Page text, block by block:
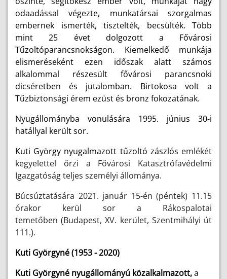
odaadással végezte, munkatársai szorgalmas
embernek ismerték, tisztelték, becsülték. Több
mint 25 évet dolgozott a Fővárosi
Tűzoltóparancsnokságon. Kiemelkedő munkája
elismeréseként ezen időszak alatt számos
alkalommal részesült fővárosi parancsnoki
dicséretben és jutalomban. Birtokosa volt a
Tűzbiztonsági érem ezüst és bronz fokozatának.
Nyugállományba vonulására 1995. június 30-i
hatállyal került sor.
Kuti György nyugalmazott tűzoltó zászlós emlékét
kegyelettel őrzi a Fővárosi Katasztrófavédelmi
Igazgatóság teljes személyi állománya.
Búcsúztatására 2021. január 15-én (péntek) 11.15
órakor kerül sor a Rákospalotai
temetőben (Budapest, XV. kerület, Szentmihályi út
111.).
Kuti Györgyné (1953 - 2020)
Kuti Györgyné nyugállományú közalkalmazott,a